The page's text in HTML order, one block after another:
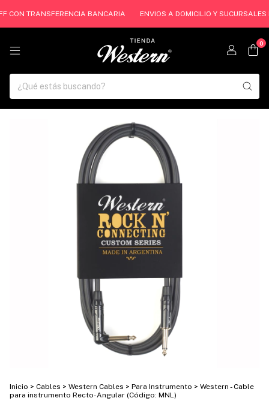
CON TRANSFERENCIA BANCARIA ENVIOS A DOMICILIO Y SUCURSALES
0
Inicio > Cables > Western Cables > Para Instrumento > Western - Cable
para instrumento Recto-Angular (Código: MNL)